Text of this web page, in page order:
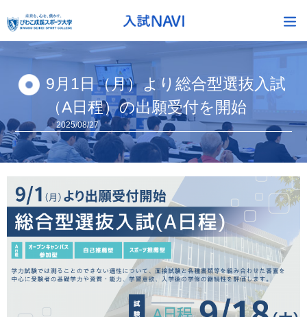
9月1日（月）より総合型選抜入試
（A日程）の出願受付を開始
2025/08/27